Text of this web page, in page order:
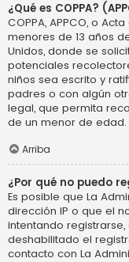
¿Qué es COPPA?
COPPA, APPCO, o
menores de 13 años
Unidos, donde se
potenciales
niños sea escrito y
padres o con algún
legal, que permita
de un menor de edad.
Arriba
¿Por qué no puedo
Es posible que La
dirección IP o que el
intentando
deshabilitado el
contacto con La